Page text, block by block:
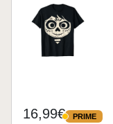
16,99€ PRIME
PRIME